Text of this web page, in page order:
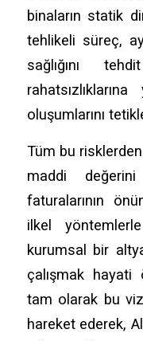
binaların statik
tehlikeli süreç,
sağlığını
oluşumlarını
Tüm bu
maddi
faturalarının
ilkel
kurumsal bir
çalışmak hayati
tam olarak bu
hareket ederek,